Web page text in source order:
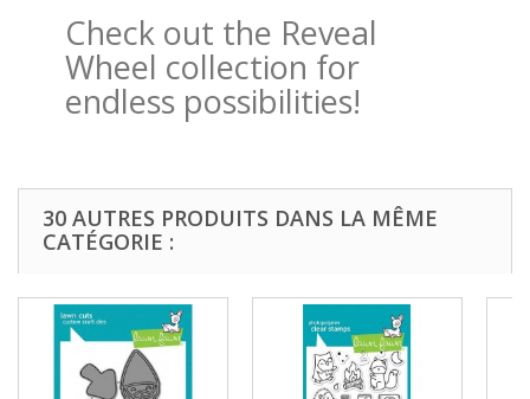
Check out the Reveal
Wheel collection for
endless possibilities!
30 AUTRES PRODUITS DANS LA MÊME
CATÉGORIE :